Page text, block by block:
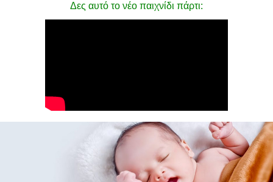
Δες αυτό το νέο παιχνίδι πάρτι: